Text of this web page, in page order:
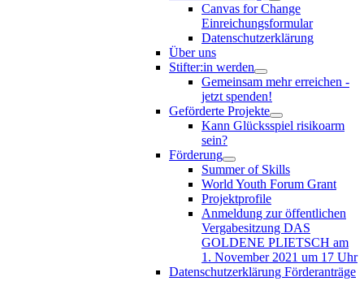
Canvas for Change
Einreichungsformular
Datenschutzerklärung
Über uns
Stifter:in werden
Gemeinsam mehr erreichen -
jetzt spenden!
Geförderte Projekte
Kann Glücksspiel risikoarm
sein?
Förderung
Summer of Skills
World Youth Forum Grant
Projektprofile
Anmeldung zur öffentlichen
Vergabesitzung DAS
GOLDENE PLIETSCH am
1. November 2021 um 17 Uhr
Datenschutzerklärung Förderanträge